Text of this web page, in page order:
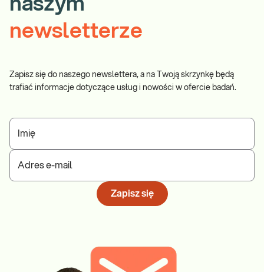
newsletterze
Zapisz się do naszego newslettera, a na Twoją skrzynkę będą
trafiać informacje dotyczące usług i nowości w ofercie badań.
Imię
Adres e-mail
Zapisz się